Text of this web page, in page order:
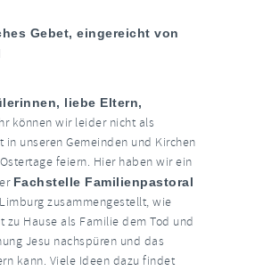
Gebet, eingereicht von
liebe Eltern,
können wir leider nicht als
in unseren Gemeinden und Kirchen
feiern. Hier haben wir ein
Fachstelle Familienpastoral
zusammengestellt, wie
zu Hause als Familie dem Tod und
Jesu nachspüren und das
kann. Viele Ideen dazu findet